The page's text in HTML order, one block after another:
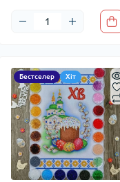
Бестселер Хіт